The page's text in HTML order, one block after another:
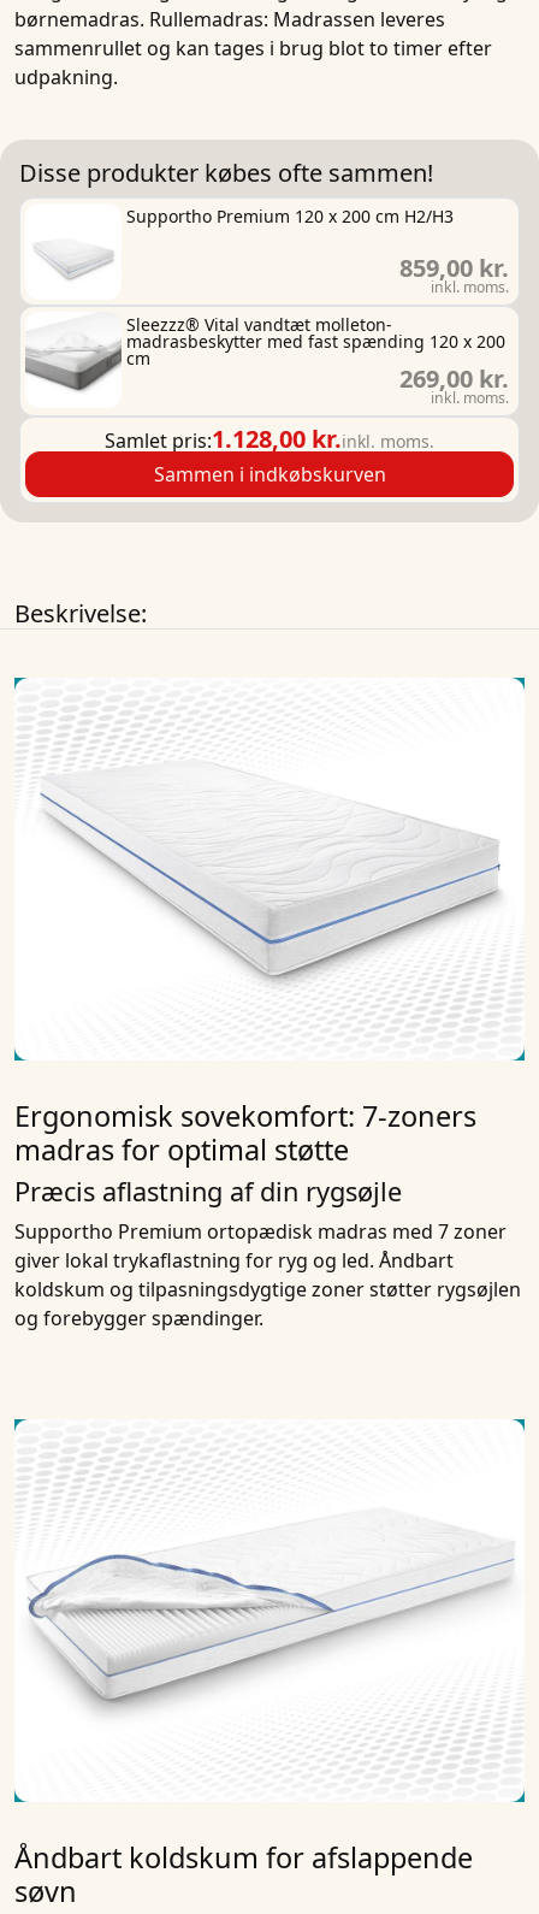
børnemadras. Rullemadras: Madrassen leveres
sammenrullet og kan tages i brug blot to timer efter
udpakning.
Disse produkter købes ofte sammen!
Supportho Premium 120 x 200 cm H2/H3
859,00 kr.
inkl. moms.
Sleezzz® Vital vandtæt molleton-
madrasbeskytter med fast spænding 120 x 200
cm
269,00 kr.
inkl. moms.
Samlet pris:1.128,00 kr.inkl. moms.
Sammen i indkøbskurven
Beskrivelse:
Ergonomisk sovekomfort: 7-zoners
madras for optimal støtte
Præcis aflastning af din rygsøjle
Supportho Premium ortopædisk madras med 7 zoner
giver lokal trykaflastning for ryg og led. Åndbart
koldskum og tilpasningsdygtige zoner støtter rygsøjlen
og forebygger spændinger.
Åndbart koldskum for afslappende
søvn